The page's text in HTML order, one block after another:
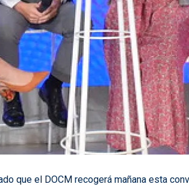
que el DOCM recogerá mañana esta